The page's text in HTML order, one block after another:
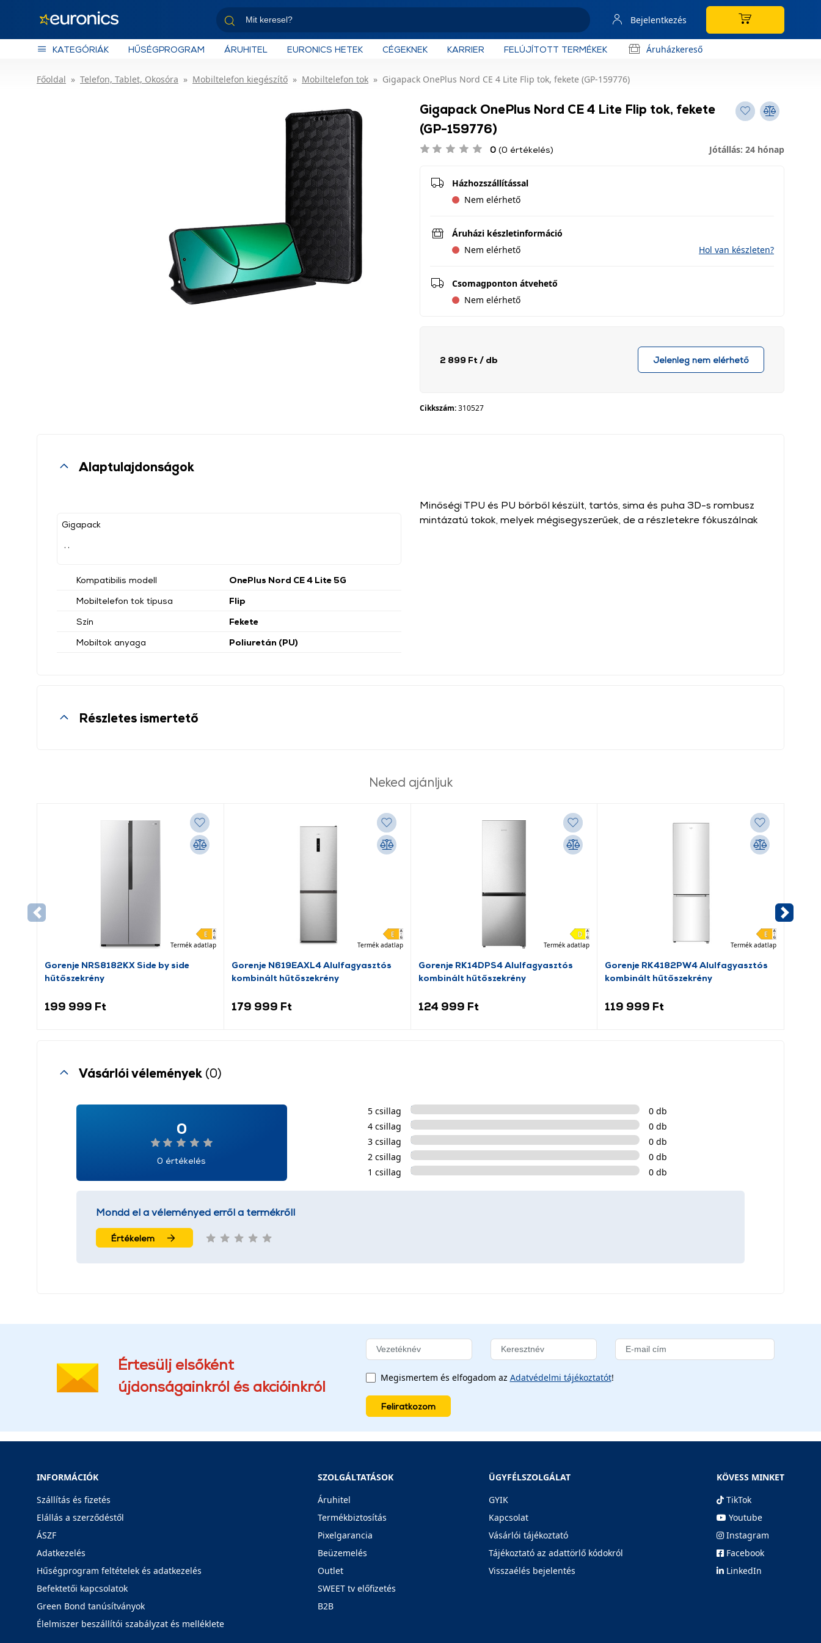
Bejelentkezés
KATEGÓRIÁK HŰSÉGPROGRAM ÁRUHITEL EURONICS HETEK CÉGEKNEK KARRIER FELÚJÍTOTT TERMÉKEK Áruházkereső
Főoldal Telefon, Tablet, Okosóra Mobiltelefon kiegészítő Mobiltelefon tok Gigapack OnePlus Nord CE 4 Lite Flip tok, fekete (GP-159776)
Gigapack OnePlus Nord CE 4 Lite Flip tok, fekete
(GP-159776)
0 (0 értékelés) Jótállás: 24 hónap
Házhozszállítással
Nem elérhető
Áruházi készletinformáció
Nem elérhető
Hol van készleten?
Csomagponton átvehető
Nem elérhető
2 899 Ft / db Jelenleg nem elérhető
Cikkszám:310527
Alaptulajdonságok
Gigapack
Kompatibilis modell
OnePlus Nord CE 4 Lite 5G
Mobiltelefon tok típusa
Flip
Szín
Fekete
Mobiltok anyaga
Poliuretán (PU)
Minőségi TPU és PU bőrből készült, tartós, sima és puha 3D-s rombusz
mintázatú tokok, melyek mégisegyszerűek, de a részletekre fókuszálnak
Részletes ismertető
Neked ajánljuk
Termék adatlap
Gorenje NRS8182KX Side by side
hűtőszekrény
199 999 Ft
Termék adatlap
Gorenje N619EAXL4 Alulfagyasztós
kombinált hűtőszekrény
179 999 Ft
Termék adatlap
Gorenje RK14DPS4 Alulfagyasztós
kombinált hűtőszekrény
124 999 Ft
Termék adatlap
Gorenje RK4182PW4 Alulfagyasztós
kombinált hűtőszekrény
119 999 Ft
Vásárlói vélemények (0)
0
0 értékelés
5 csillag
0 db
4 csillag
0 db
3 csillag
0 db
2 csillag
0 db
1 csillag
0 db
Mondd el a véleményed erről a termékről!
Értékelem
Értesülj elsőként
újdonságainkról és akcióinkról
Megismertem és elfogadom az Adatvédelmi tájékoztatót!
Feliratkozom
INFORMÁCIÓK
Szállítás és fizetés
Elállás a szerződéstől
ÁSZF
Adatkezelés
Hűségprogram feltételek és adatkezelés
Befektetői kapcsolatok
Green Bond tanúsítványok
Élelmiszer beszállítói szabályzat és melléklete
SZOLGÁLTATÁSOK
Áruhitel
Termékbiztosítás
Pixelgarancia
Beüzemelés
Outlet
SWEET tv előfizetés
B2B
ÜGYFÉLSZOLGÁLAT
GYIK
Kapcsolat
Vásárlói tájékoztató
Tájékoztató az adattörlő kódokról
Visszaélés bejelentés
KÖVESS MINKET
TikTok
Youtube
Instagram
Facebook
LinkedIn